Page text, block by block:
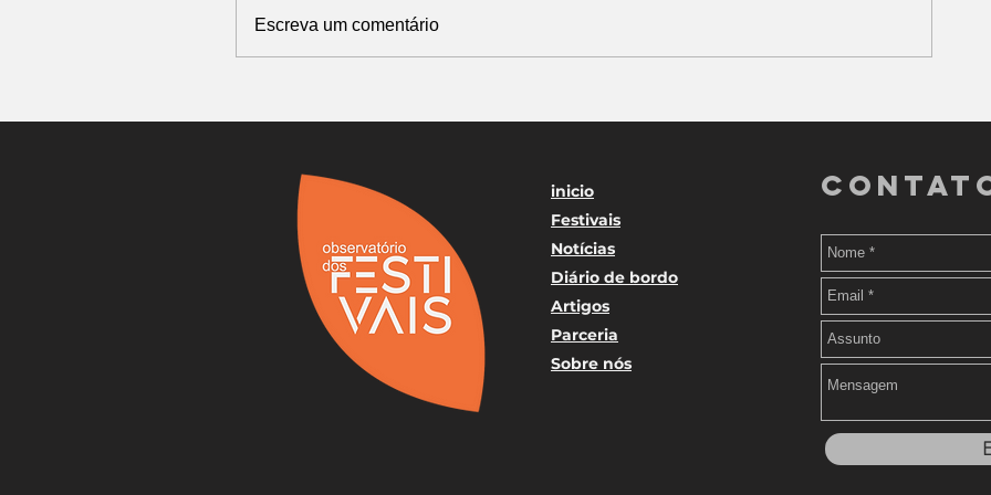
Escreva um comentário
inicio
Festivais
Notícias
Diário de bordo
Artigos
Parceria
Sobre nós